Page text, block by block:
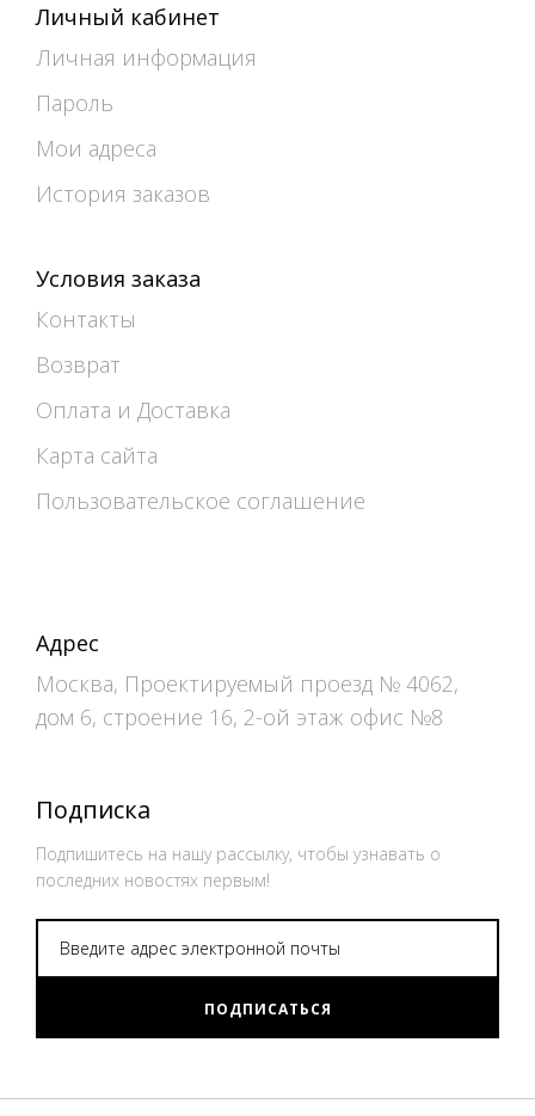
Личный кабинет
Личная информация
Пароль
Мои адреса
История заказов
Условия заказа
Контакты
Возврат
Оплата и Доставка
Карта сайта
Пользовательское соглашение
Адрес
Москва, Проектируемый проезд № 4062,
дом 6, строение 16, 2-ой этаж офис №8
Подписка
Подпишитесь на нашу рассылку, чтобы узнавать о
последних новостях первым!
ПОДПИСАТЬСЯ